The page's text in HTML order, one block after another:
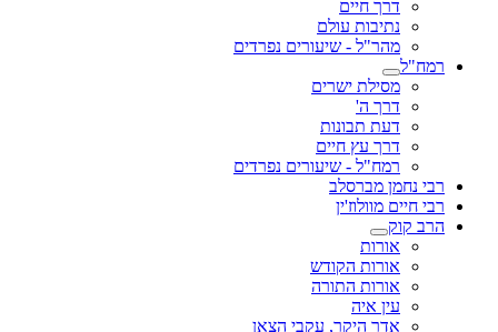
דרך חיים
נתיבות עולם
מהר"ל - שיעורים נפרדים
רמח"ל
מסילת ישרים
דרך ה'
דעת תבונות
דרך עץ חיים
רמח"ל - שיעורים נפרדים
רבי נחמן מברסלב
רבי חיים מוולוז'ין
הרב קוק
אורות
אורות הקודש
אורות התורה
עין איה
אדר היקר, עקבי הצאן